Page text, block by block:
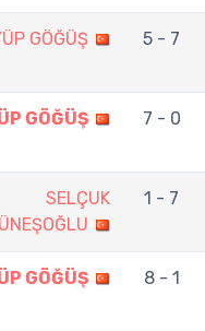
GÖĞÜŞ 5 - 7
GÖĞÜŞ 7 - 0
SELÇUK
1 - 7
GÖĞÜŞ 8 - 1